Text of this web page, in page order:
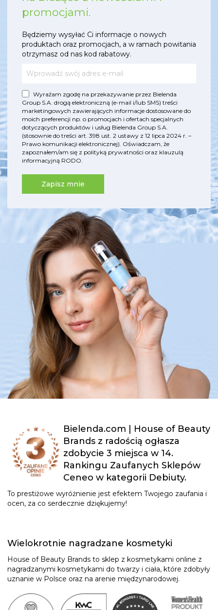
promocjami.
Będziemy wysyłać Ci informacje o nowych
produktach oraz promocjach, a w ramach powitania
otrzymasz od nas kod rabatowy.
Wyrażam zgodę na przekazywanie przez Bielenda
Group S.A. drogą elektroniczną (e-mail i/lub SMS) treści
marketingowych zawierających informacje dostosowane do
moich preferencji np. o promocjach i ofertach specjalnych
dotyczących produktów i usług Bielenda Group S.A.
(stosownie do treści art. 398 ust. 2 ustawy z 12 lipca 2024 r. –
Prawo komunikacji elektronicznej). Oświadczam, że
zapoznałem/am się z polityką prywatności oraz klauzulą
informacyjną RODO.
Zapisz mnie
Bielenda.com | House of Beauty
Brands z radością ogłasza
zdobycie 3 miejsca w 14.
Rankingu Zaufanych Sklepów
Ceneo w kategorii Debiuty.
To prestiżowe wyróżnienie jest efektem Twojego zaufania i
ocen, za co serdecznie dziękujemy!
Wielokrotnie nagradzane kosmetyki
House of Beauty Brands to sklep z kosmetykami online z
nagradzanymi kosmetykami do twarzy i ciała, które zdobyły
uznanie w Polsce oraz na arenie międzynarodowej.